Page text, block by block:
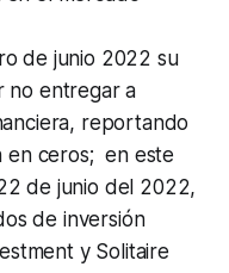
de junio 2022 su
no entregar a
reportando
en ceros; en este
de junio del 2022,
de inversión
y Solitaire